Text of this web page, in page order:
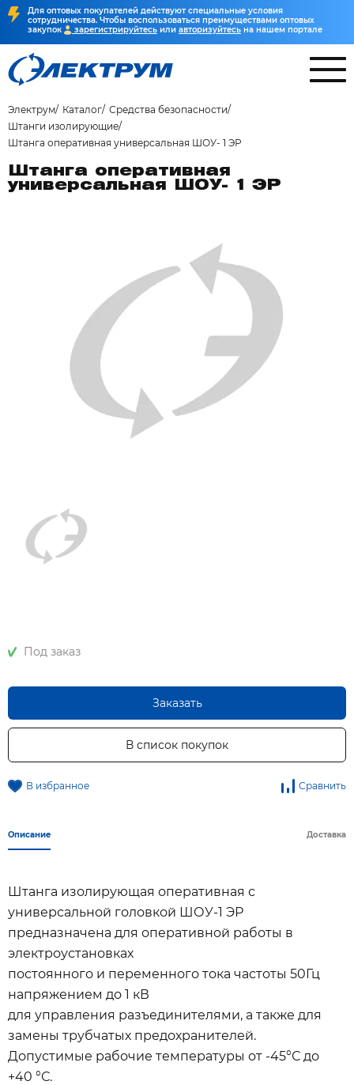
Для оптовых покупателей действуют специальные условия
сотрудничества. Чтобы воспользоваться преимуществами оптовых
закупок
зарегистрируйтесь или авторизуйтесь на нашем портале
Электрум Каталог Средства безопасности
Штанги изолирующие
Штанга оперативная универсальная ШОУ- 1 ЭР
Штанга оперативная
универсальная ШОУ- 1 ЭР
Под заказ
Заказать
В список покупок
В избранное Сравнить
Описание Доставка
Штанга изолирующая оперативная с
универсальной головкой ШОУ-1 ЭР
предназначена для оперативной работы в
электроустановках
постоянного и переменного тока частоты 50Гц
напряжением до 1 кВ
для управления разъединителями, а также для
замены трубчатых предохранителей.
Допустимые рабочие температуры от -45°С до
+40 °С.